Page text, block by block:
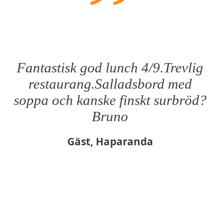
Fantastisk god lunch 4/9.Trevlig
restaurang.Salladsbord med
soppa och kanske finskt surbröd?
Bruno
Gäst, Haparanda